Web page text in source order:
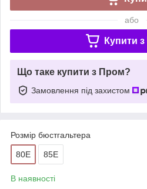
або
Купити з
Що таке купити з Пром?
Замовлення під захистом
Розмір бюстгальтера
80E 85E
В наявності